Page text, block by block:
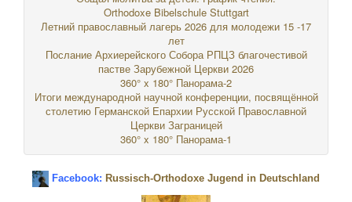
Orthodoxe Bibelschule Stuttgart
Летний православный лагерь 2026 для молодежи 15 -17
лет
Послание Архиерейского Собора РПЦЗ благочестивой
пастве Зарубежной Церкви 2026
360° x 180° Панорама-2
Итоги международной научной конференции, посвящённой
столетию Германской Епархии Русской Православной
Церкви Заграницей
360° x 180° Панорама-1
Facebook: Russisch-Orthodoxe Jugend in Deutschland